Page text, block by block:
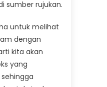
sumber rujukan.
untuk melihat
dengan
kita akan
yang